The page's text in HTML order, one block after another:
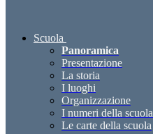
Scuola
Panoramica
Presentazione
La storia
I luoghi
Organizzazione
I numeri della scuola
Le carte della scuola